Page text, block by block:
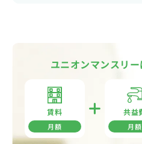
ユニオンマンスリ
賃料
月額
共益
月額